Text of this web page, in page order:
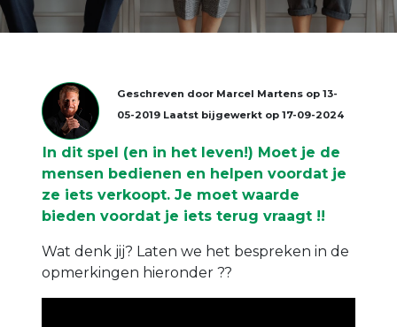
Geschreven door Marcel Martens op 13-
05-2019 Laatst bijgewerkt op 17-09-2024
In dit spel (en in het leven!) Moet je de
mensen bedienen en helpen voordat je
ze iets verkoopt. Je moet waarde
bieden voordat je iets terug vraagt !!
Wat denk jij? Laten we het bespreken in de
opmerkingen hieronder ??